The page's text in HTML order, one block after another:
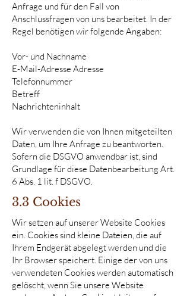
Anfrage und für den Fall von
Anschlussfragen von uns bearbeitet. In der
Regel benötigen wir folgende Angaben:
Vor- und Nachname
E-Mail-Adresse Adresse
Telefonnummer
Betreff
Nachrichteninhalt
Wir verwenden die von Ihnen mitgeteilten
Daten, um Ihre Anfrage zu beantworten.
Sofern die DSGVO anwendbar ist, sind
Grundlage für diese Datenbearbeitung Art.
6 Abs. 1 lit. f DSGVO.
3.3 Cookies
Wir setzen auf unserer Website Cookies
ein. Cookies sind kleine Dateien, die auf
Ihrem Endgerät abgelegt werden und die
Ihr Browser speichert. Einige der von uns
verwendeten Cookies werden automatisch
gelöscht, wenn Sie unsere Website